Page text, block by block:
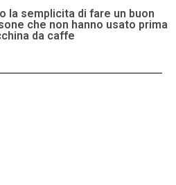
la semplicita di fare un buon
che non hanno usato prima
da caffe